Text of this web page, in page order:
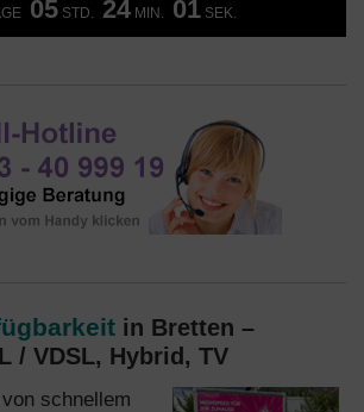
05 STD. 24 MIN. 00 SEK.
in Bretten –
/ VDSL, Hybrid, TV
schnellem